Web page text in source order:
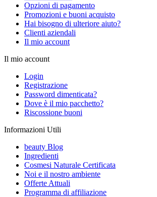
Opzioni di pagamento
Promozioni e buoni acquisto
Hai bisogno di ulteriore aiuto?
Clienti aziendali
Il mio account
Il mio account
Login
Registrazione
Password dimenticata?
Dove è il mio pacchetto?
Riscossione buoni
Informazioni Utili
beauty Blog
Ingredienti
Cosmesi Naturale Certificata
Noi e il nostro ambiente
Offerte Attuali
Programma di affiliazione